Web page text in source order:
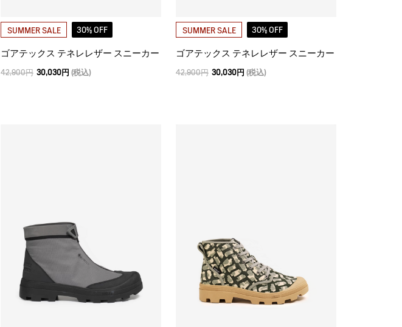
SUMMER SALE 30% OFF
ゴアテックス テネレレザー スニーカー
42,900円 30,030円 (税込)
SUMMER SALE 30% OFF
ゴアテックス テネレレザー スニーカー
42,900円 30,030円 (税込)